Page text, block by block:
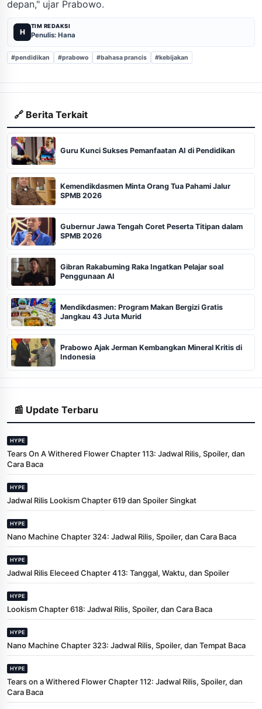
depan," ujar Prabowo.
H
TIM REDAKSI
Penulis: Hana
#pendidikan #prabowo #bahasa prancis #kebijakan
🔗 Berita Terkait
Guru Kunci Sukses Pemanfaatan AI di Pendidikan
Kemendikdasmen Minta Orang Tua Pahami Jalur
SPMB 2026
Gubernur Jawa Tengah Coret Peserta Titipan dalam
SPMB 2026
Gibran Rakabuming Raka Ingatkan Pelajar soal
Penggunaan AI
Mendikdasmen: Program Makan Bergizi Gratis
Jangkau 43 Juta Murid
Prabowo Ajak Jerman Kembangkan Mineral Kritis di
Indonesia
📰 Update Terbaru
HYPE
Tears On A Withered Flower Chapter 113: Jadwal Rilis, Spoiler, dan
Cara Baca
HYPE
Jadwal Rilis Lookism Chapter 619 dan Spoiler Singkat
HYPE
Nano Machine Chapter 324: Jadwal Rilis, Spoiler, dan Cara Baca
HYPE
Jadwal Rilis Eleceed Chapter 413: Tanggal, Waktu, dan Spoiler
HYPE
Lookism Chapter 618: Jadwal Rilis, Spoiler, dan Cara Baca
HYPE
Nano Machine Chapter 323: Jadwal Rilis, Spoiler, dan Tempat Baca
HYPE
Tears on a Withered Flower Chapter 112: Jadwal Rilis, Spoiler, dan
Cara Baca